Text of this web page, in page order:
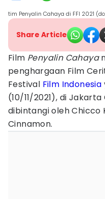
tim Penyalin Cahaya di FFI 2021
Share Article
Film Penyalin Cahaya
penghargaan Film
Festival Film Indonesia
(10/11/2021), di
dibintangi oleh Chicco
Cinnamon.